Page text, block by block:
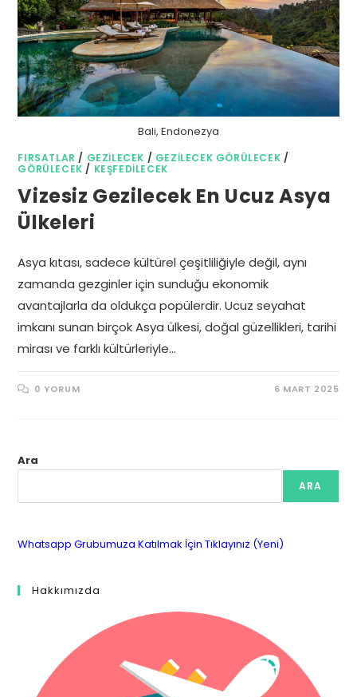
Bali, Endonezya
FIRSATLAR / GEZILECEK / GEZILECEK GÖRÜLECEK /
GÖRÜLECEK / KEŞFEDILECEK
Vizesiz Gezilecek En Ucuz Asya
Ülkeleri
Asya kıtası, sadece kültürel çeşitliliğiyle değil, aynı
zamanda gezginler için sunduğu ekonomik
avantajlarla da oldukça popülerdir. Ucuz seyahat
imkanı sunan birçok Asya ülkesi, doğal güzellikleri, tarihi
mirası ve farklı kültürleriyle…
0 YORUM 6 MART 2025
Ara
ARA
Whatsapp Grubumuza Katılmak İçin Tıklayınız (Yeni)
Hakkımızda